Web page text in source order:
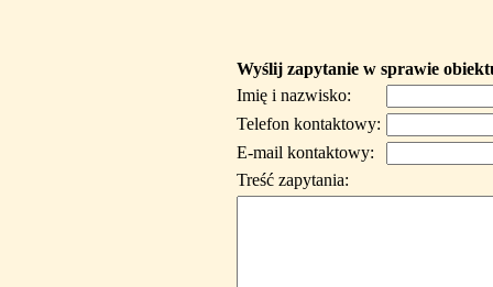
Wyślij zapytanie w sprawie
Imię i nazwisko:
Telefon kontaktowy:
E-mail kontaktowy:
Treść zapytania: